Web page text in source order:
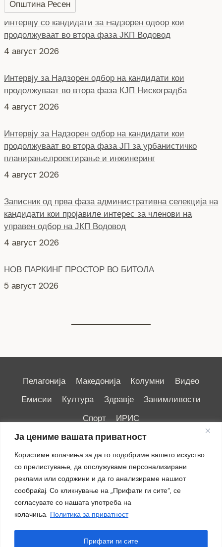
Ја цениме вашата приватност
Користиме колачиња за да го подобриме вашето искуство
со прелистување, да опслужуваме персонализирани
реклами или содржини и да го анализираме нашиот
сообраќај. Со кликнување на „Прифати ги сите“, се
согласувате со нашата употреба на
колачиња. Политика за приватност
Прифати ги сите
Општина Ресен
Интервју за Надзорен одбор на кандидати кои
продолжуваат во втора фаза КЈП Нискоградба
4 август 2026
Интервју за Надзорен одбор на кандидати кои
продолжуваат во втора фаза ЈП за урбанистичко
планирање,проектирање и инжинеринг
Записник од прва фаза административна селекција на
кандидати кои пројавиле интерес за членови на
управен одбор на ЈКП Водовод
НОВ ПАРКИНГ ПРОСТОР ВО БИТОЛА
продолжуваат во втора фаза ЈКП Водовод
4 август 2026
Пелагонија Македонија Колумни
Видео
Емисии
Култура Здравје
Занимливости
Спорт
ИРИС
Импресум|Маркетинг